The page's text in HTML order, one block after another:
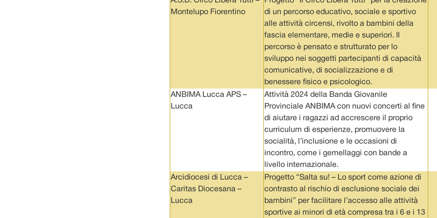
Montelupo Fiorentino
di un percorso educativo, sociale e sportivo
alle attività circensi, rivolto a bambini della
fascia elementare, medie e superiori. Il
percorso è pensato e strutturato per lo
sviluppo nei soggetti partecipanti di capacità
comunicative, di socializzazione e di
benessere fisico e psicologico.
ANBIMA Lucca APS –
Lucca
Attività 2024 della Banda Giovanile
Provinciale ANBIMA con nuovi concerti al fine
di aiutare i ragazzi ad accrescere il proprio
curriculum di esperienze, promuovere la
socialità, l’inclusione e le occasioni di
incontro, come i gemellaggi con bande a
livello internazionale.
Arcidiocesi di Lucca –
Caritas Diocesana –
Lucca
Progetto “Salta su! – Lo sport come azione di
contrasto al rischio di esclusione sociale dei
bambini” per facilitare l’accesso alle attività
sportive ai minori di età compresa tra i 6 e i 13